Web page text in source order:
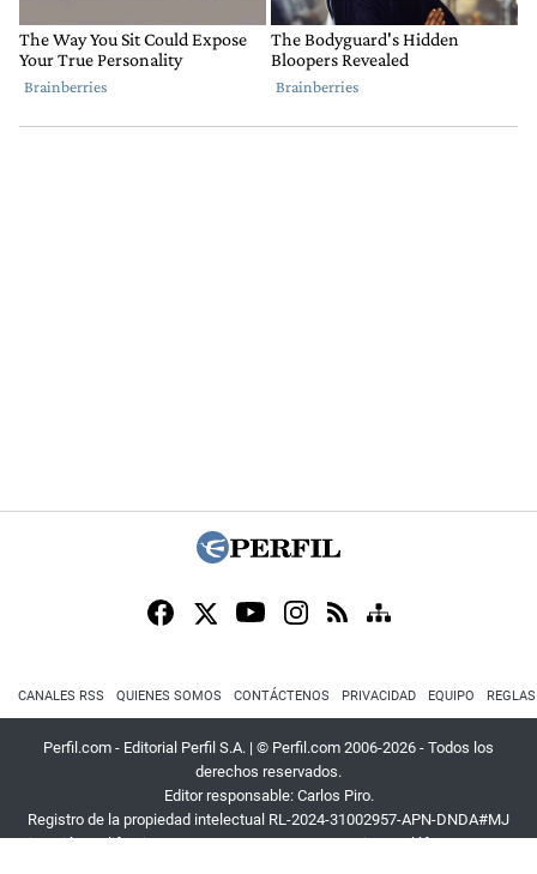
CANALES RSS QUIENES SOMOS CONTÁCTENOS PRIVACIDAD EQUIPO
Perfil.com - Editorial Perfil S.A. | © Perfil.com 2006-2026 - Todos los
derechos reservados.
Editor responsable: Carlos Piro.
Registro de la propiedad intelectual RL-2024-31002957-APN-DNDA#MJ
Dirección:California 2715,C1289ABI,CABA, Argentina| Teléfono:+54 9 11